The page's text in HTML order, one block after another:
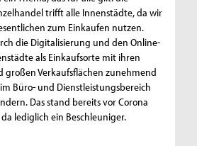
trifft alle Innenstädte, da wir
zum Einkaufen nutzen.
die Digitalisierung und den Online-
als Einkaufsorte mit ihren
großen Verkaufsflächen zunehmend
Büro- und Dienstleistungsbereich
Das stand bereits vor Corona
lediglich ein Beschleuniger.